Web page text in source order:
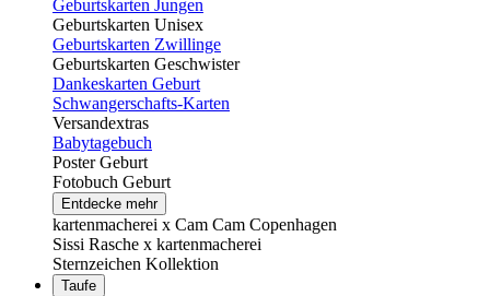
Geburtskarten Jungen
Geburtskarten Unisex
Geburtskarten Zwillinge
Geburtskarten Geschwister
Dankeskarten Geburt
Schwangerschafts-Karten
Versandextras
Babytagebuch
Poster Geburt
Fotobuch Geburt
Entdecke mehr
kartenmacherei x Cam Cam Copenhagen
Sissi Rasche x kartenmacherei
Sternzeichen Kollektion
Taufe